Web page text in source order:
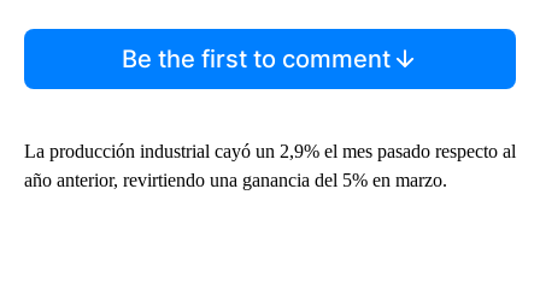
Be the first to comment
La producción industrial cayó un 2,9% el mes pasado respecto al
año anterior, revirtiendo una ganancia del 5% en marzo.